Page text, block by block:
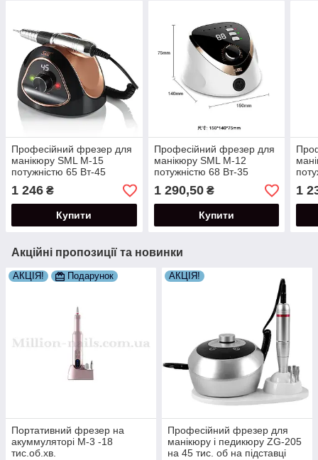
Професійний фрезер для
манікюру SML M-15
потужністю 65 Вт-45
тис.об/хв.(Black)
1 246 ₴
Купити
Професійний фрезер для
манікюру SML M-12
потужністю 68 Вт-35
тис.об/хв.
1 290,50₴
Купити
1
Акційні пропозиції та новинки
АКЦІЯ! Подарунок
Портативний фрезер на
акуммуляторі М-3 -18
тис.об.хв.
АКЦІЯ!
Професійний фрезер для
манікюру і педикюру ZG-205
на 45 тис. об на підставці